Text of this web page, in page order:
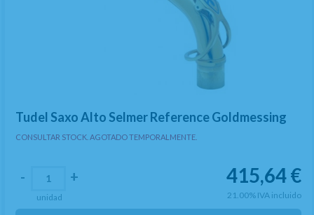
Tudel Saxo Alto Selmer Reference Goldmessing
CONSULTAR STOCK. AGOTADO TEMPORALMENTE.
415,64€
21.00% IVA incluido
- +
unidad